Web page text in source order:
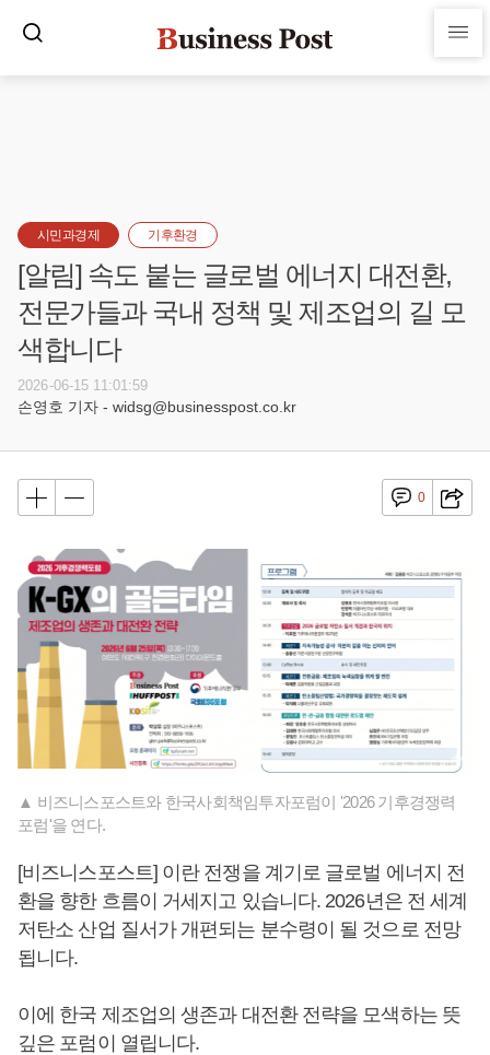
시민과경제 기후환경
[알림] 속도 붙는 글로벌 에너지 대전환,
전문가들과 국내 정책 및 제조업의 길 모
색합니다
2026-06-15 11:01:59
손영호 기자 - widsg@businesspost.co.kr
0
▲ 비즈니스포스트와 한국사회책임투자포럼이 '2026 기후경쟁력
포럼'을 연다.
[비즈니스포스트] 이란 전쟁을 계기로 글로벌 에너지 전
환을 향한 흐름이 거세지고 있습니다. 2026년은 전 세계
저탄소 산업 질서가 개편되는 분수령이 될 것으로 전망
됩니다.
이에 한국 제조업의 생존과 대전환 전략을 모색하는 뜻
깊은 포럼이 열립니다.